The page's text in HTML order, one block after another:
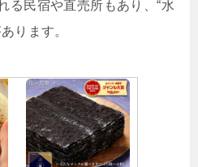
る民宿や直売所もあり、“水
ります。